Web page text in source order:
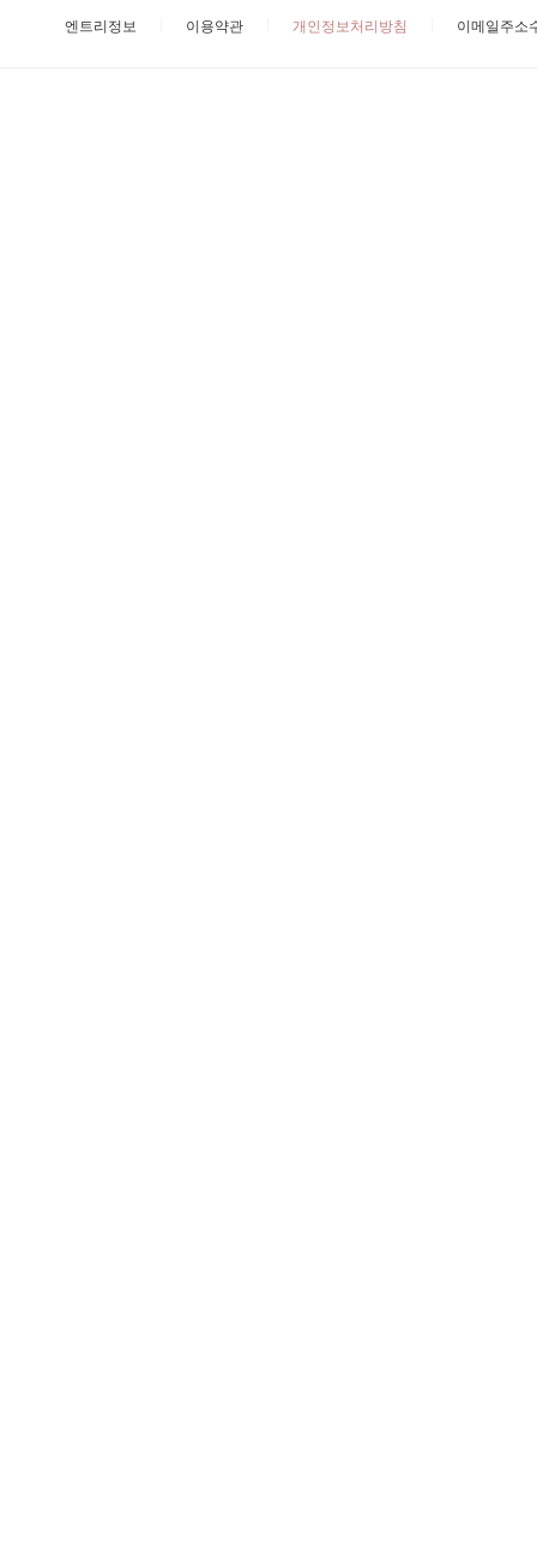
엔트리정보 이용약관 개인정보처리방침 이메일주소